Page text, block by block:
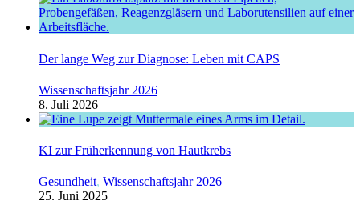
Der lange Weg zur Diagnose: Leben mit CAPS
Wissenschaftsjahr 2026
8. Juli 2026
KI zur Früherkennung von Hautkrebs
Gesundheit, Wissenschaftsjahr 2026
25. Juni 2025